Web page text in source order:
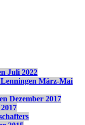
Juli 2022
März-Mai
Dezember 2017